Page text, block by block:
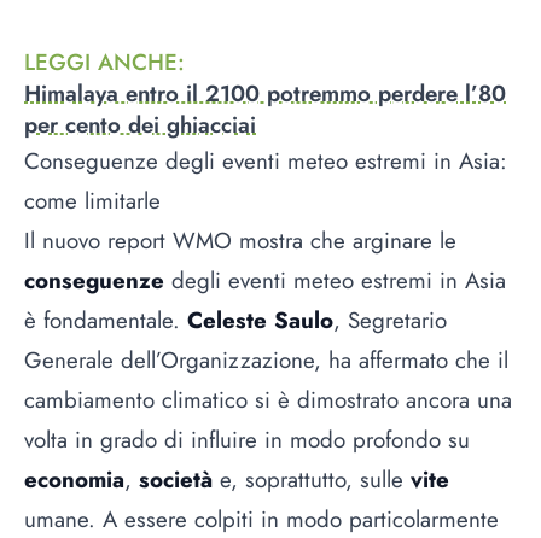
LEGGI ANCHE:
Himalaya entro il 2100 potremmo perdere l’80
per cento dei ghiacciai
Conseguenze degli eventi meteo estremi in Asia:
come limitarle
Il nuovo report WMO mostra che arginare le
conseguenze degli eventi meteo estremi in Asia
è fondamentale. Celeste Saulo, Segretario
Generale dell’Organizzazione, ha affermato che il
cambiamento climatico si è dimostrato ancora una
volta in grado di influire in modo profondo su
economia, società e, soprattutto, sulle vite
umane. A essere colpiti in modo particolarmente